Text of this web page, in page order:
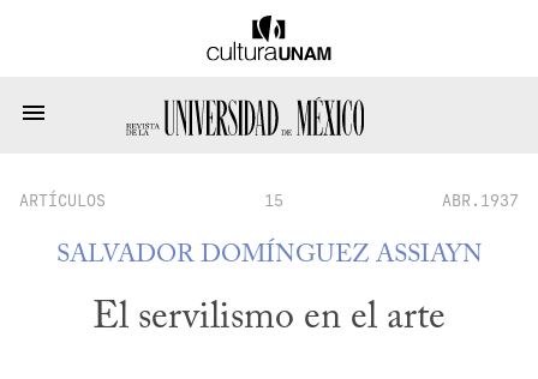
ARTÍCULOS 15 ABR.1937
SALVADOR DOMÍNGUEZ ASSIAYN
El servilismo en el arte